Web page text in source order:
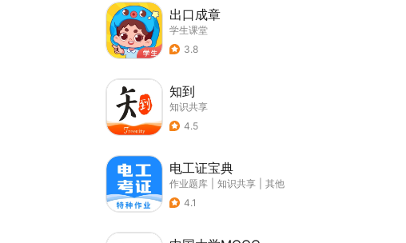
出口成章
学生课堂
3.8
知到
知识共享
4.5
电工证宝典
作业题库 知识共享
其他
4.1